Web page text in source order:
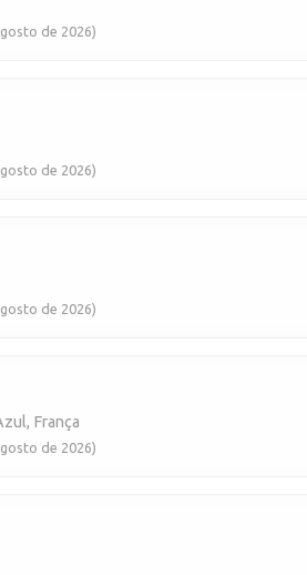
de 2026)
de 2026)
de 2026)
França
de 2026)